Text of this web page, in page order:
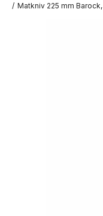
Matkniv 225 mm